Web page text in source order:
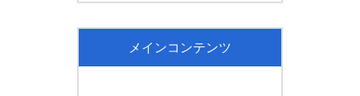
メインコンテンツ